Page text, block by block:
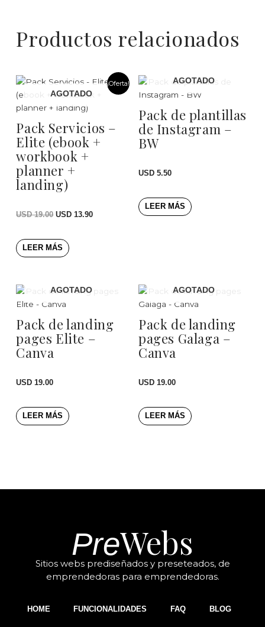
Productos relacionados
¡Oferta!
AGOTADO
Pack Servicios –
Elite (ebook +
workbook +
planner +
landing)
USD19.00
EL
PRECIO
ORIGINAL
ERA:
USD 13.90
EL
PRECIO
ACTUAL
LEER MÁS
AGOTADO
Pack de plantillas
de Instagram –
BW
USD 5.50
LEER MÁS
AGOTADO
Pack de landing
pages Elite –
Canva
USD 19.00
LEER MÁS
AGOTADO
Pack de landing
pages Galaga –
Canva
USD 19.00
LEER MÁS
PreWebs
Sitios webs prediseñados y preseteados, de
emprendedoras para emprendedoras.
HOME FUNCIONALIDADES FAQ BLOG